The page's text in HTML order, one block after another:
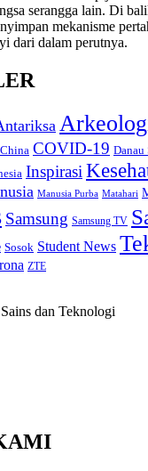
serangga lain. Di
mekanisme
dari dalam perutnya.
China COVID-19 Danau
Inspirasi
Manusia Purba Matahari
Samsung Samsung TV
Sosok Student News
ZTE
dan Teknologi